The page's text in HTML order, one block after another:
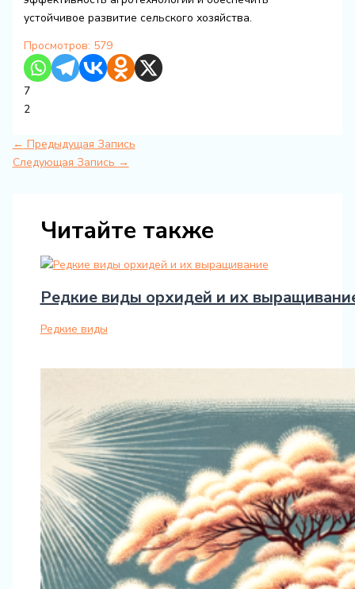
устойчивое развитие сельского хозяйства.
Просмотров: 579
7
2
← Предыдущая Запись
Следующая Запись →
Читайте также
Редкие виды орхидей и их
Редкие виды